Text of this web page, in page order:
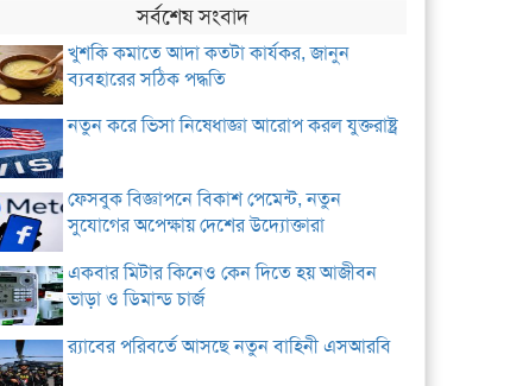
সর্বশেষ সংবাদ
খুশকি কমাতে আদা কতটা কার্যকর, জানুন
ব্যবহারের সঠিক পদ্ধতি
নতুন করে ভিসা নিষেধাজ্ঞা আরোপ করল যুক্তরাষ্ট্র
ফেসবুক বিজ্ঞাপনে বিকাশ পেমেন্ট, নতুন
সুযোগের অপেক্ষায় দেশের উদ্যোক্তারা
একবার মিটার কিনেও কেন দিতে হয় আজীবন
ভাড়া ও ডিমান্ড চার্জ
র‌্যাবের পরিবর্তে আসছে নতুন বাহিনী এসআরবি